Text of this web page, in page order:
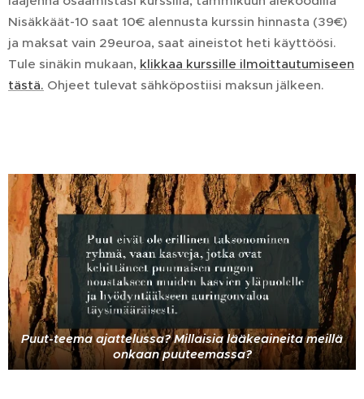
Nisäkkäät-10 saat 10€ alennusta kurssin hinnasta (39€)
ja maksat vain 29euroa, saat aineistot heti käyttöösi.
Tule sinäkin mukaan, klikkaa kurssille ilmoittautumiseen
tästä. Ohjeet tulevat sähköpostiisi maksun jälkeen.
Puut-teema ajattelussa? Millaisia lääkeaineita meillä
onkaan puuteemassa?